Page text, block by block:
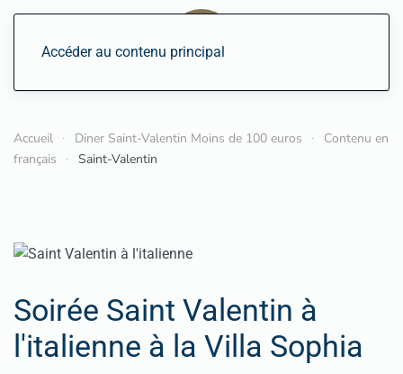
Accéder au contenu principal
Accueil Diner Saint-Valentin Moins de 100 euros
Contenu en
français
Saint-Valentin
Soirée Saint Valentin à
l'italienne à la Villa Sophia